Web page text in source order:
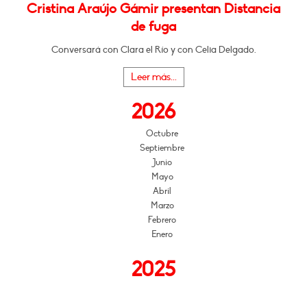
Cristina Araújo Gámir presentan Distancia
de fuga
Conversará con Clara el Río y con Celia Delgado.
Leer más...
2026
Octubre
Septiembre
Junio
Mayo
Abril
Marzo
Febrero
Enero
2025